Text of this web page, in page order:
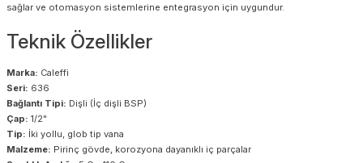
sağlar ve otomasyon sistemlerine entegrasyon için uygundur.
Teknik Özellikler
Marka: Caleffi
Seri: 636
Bağlantı Tipi: Dişli (İç dişli BSP)
Çap: 1/2"
Tip: İki yollu, glob tip vana
Malzeme: Pirinç gövde, korozyona dayanıklı iç parçalar